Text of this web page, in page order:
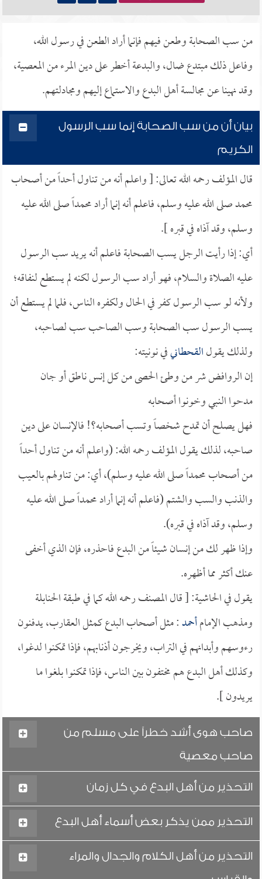
من سب الصحابة وطعن فيهم فإنما أراد الطعن في رسول الله،
وفاعل ذلك مبتدع ضال، والبدعة أخطر على دين المرء من المعصية،
وقد نهينا عن مجالسة أهل البدع والاستماع إليهم ومجادلتهم.
بيان أن من سب الصحابة إنما سب الرسول
الكريم
قال المؤلف رحمه الله تعالى: [ واعلم أنه من تناول أحداً من أصحاب
محمد صلى الله عليه وسلم، فاعلم أنه إنما أراد محمداً صلى الله عليه
وسلم، وقد آذاه في قبره ].
أي: إذا رأيت الرجل يسب الصحابة فاعلم أنه يريد سب الرسول
عليه الصلاة والسلام، فهو أراد سب الرسول لكنه لم يستطع لنفاقه؛
ولأنه لو سب الرسول كفر في الحال ولكفره الناس، فلما لم يستطع أن
يسب الرسول سب الصحابة وسب الصاحب سب لصاحبه،
ولذلك يقولالقحطانيفي نونيته:
إن الروافض شر من وطئ الحصى من كل إنس ناطق أو جان
مدحوا النبي وخونوا أصحابه
فهل يصلح أن تمدح شخصاً وتسب أصحابه؟! فالإنسان على دين
صاحبه، لذلك يقول المؤلف رحمه الله: (واعلم أنه من تناول أحداً
من أصحاب محمداً صلى الله عليه وسلم)، أي: من تناولهم بالعيب
والذنب والسب والشتم (فاعلم أنه إنما أراد محمداً صلى الله عليه
وسلم، وقد آذاه في قبره).
وإذا ظهر لك من إنسان شيئاً من البدع فاحذره، فإن الذي أخفى
عنك أكثر مما أظهره.
يقول في الحاشية: [ قال المصنف رحمه الله كما في طبقة الحنابلة
ومذهب الإمامأحمد: مثل أصحاب البدع كمثل العقارب، يدفنون
رءوسهم وأبدانهم في التراب، ويخرجون أذنابهم، فإذا تمكنوا لدغوا،
وكذلك أهل البدع هم مختفون بين الناس، فإذا تمكنوا بلغوا ما
يريدون ].
صاحب هوى أشد خطراً على مسلم من
صاحب معصية
التحذير من أهل البدع في كل زمان
التحذير ممن يذكر بعض أسماء أهل البدع
التحذير من أهل الكلام والجدال والمراء